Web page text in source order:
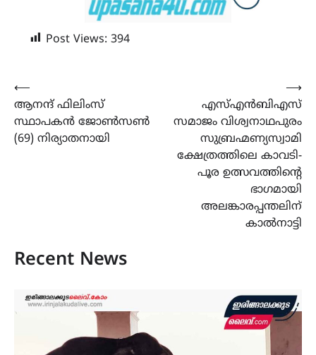
Post Views: 394
Post
navigation
⟵
ആനന്ദ് ഫിലിംസ്
സ്ഥാപകൻ ജോൺസൺ
(69) നിര്യാതനായി
എസ്എൻബിഎസ്
സമാജം വിശ്വനാഥപുരം
സുബ്രഹ്മണ്യസ്വാമി
ക്ഷേത്രത്തിലെ കാവടി-
പൂര ഉത്സവത്തിന്റെ
ഭാഗമായി
അലങ്കാരപ്പന്തലിന്
കാൽനാട്ടി
⟶
Recent News